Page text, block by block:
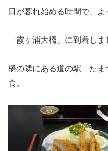
日が暮れ始める時間で、
「霞ヶ浦大橋」に到着しま
橋の隣にある道の駅「た
食。